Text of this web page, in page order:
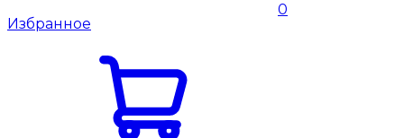
0
Избранное